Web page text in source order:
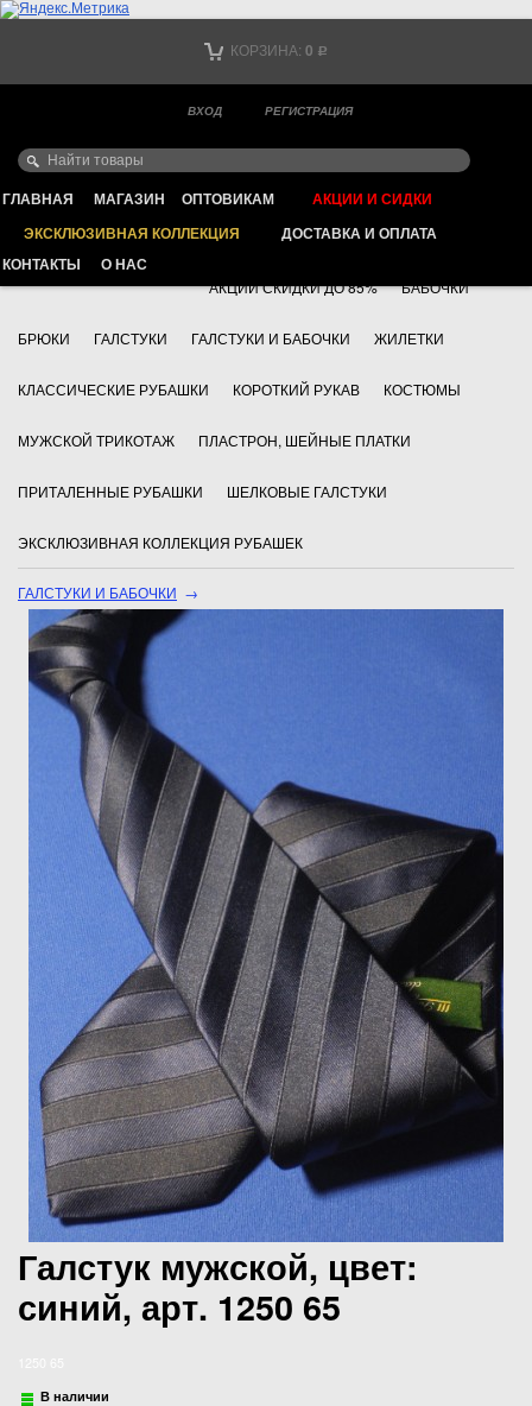
КОРЗИНА: 0 Р
ВХОД РЕГИСТРАЦИЯ
ГЛАВНАЯ МАГАЗИН ОПТОВИКАМ
АКЦИИ И СИДКИ
ЭКСКЛЮЗИВНАЯ КОЛЛЕКЦИЯ
ДОСТАВКА И ОПЛАТА
КОНТАКТЫ
О НАС
Ваш город -
ИНТЕРНЕТ МАГАЗИН КЛАССИЧЕСКОЙ МУЖСКОЙ ОДЕЖДЫ
+7 495 783 69 17 АКСЕССУАРЫ
АКЦИИ СКИДКИ ДО 85% БАБОЧКИ
БРЮКИ ГАЛСТУКИ ГАЛСТУКИ И БАБОЧКИ ЖИЛЕТКИ
КЛАССИЧЕСКИЕ РУБАШКИ КОРОТКИЙ РУКАВ КОСТЮМЫ
МУЖСКОЙ ТРИКОТАЖ ПЛАСТРОН, ШЕЙНЫЕ ПЛАТКИ
ПРИТАЛЕННЫЕ РУБАШКИ ШЕЛКОВЫЕ ГАЛСТУКИ
ЭКСКЛЮЗИВНАЯ КОЛЛЕКЦИЯ РУБАШЕК
ГАЛСТУКИ И БАБОЧКИ →
Галстук мужской, цвет:
синий, арт. 1250 65
В наличии